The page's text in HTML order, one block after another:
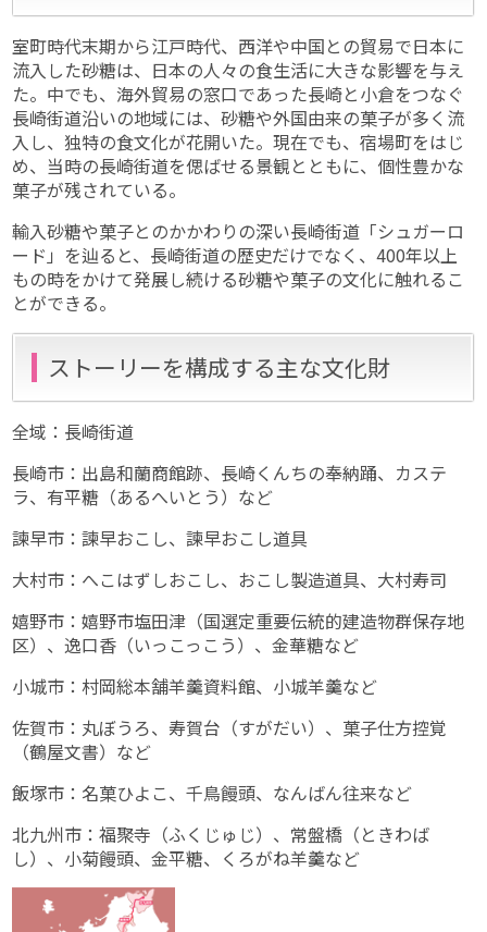
室町時代末期から江戸時代、西洋や中国との貿易で日本に
流入した砂糖は、日本の人々の食生活に大きな影響を与え
た。中でも、海外貿易の窓口であった長崎と小倉をつなぐ
長崎街道沿いの地域には、砂糖や外国由来の菓子が多く流
入し、独特の食文化が花開いた。現在でも、宿場町をはじ
め、当時の長崎街道を偲ばせる景観とともに、個性豊かな
菓子が残されている。
輸入砂糖や菓子とのかかわりの深い長崎街道「シュガーロ
ード」を辿ると、長崎街道の歴史だけでなく、400年以上
もの時をかけて発展し続ける砂糖や菓子の文化に触れるこ
とができる。
ストーリーを構成する主な文化財
全域：長崎街道
長崎市：出島和蘭商館跡、長崎くんちの奉納踊、カステ
ラ、有平糖（あるへいとう）など
諫早市：諫早おこし、諫早おこし道具
大村市：へこはずしおこし、おこし製造道具、大村寿司
嬉野市：嬉野市塩田津（国選定重要伝統的建造物群保存地
区）、逸口香（いっこっこう）、金華糖など
小城市：村岡総本舗羊羹資料館、小城羊羹など
佐賀市：丸ぼうろ、寿賀台（すがだい）、菓子仕方控覚
（鶴屋文書）など
飯塚市：名菓ひよこ、千鳥饅頭、なんばん往来など
北九州市：福聚寺（ふくじゅじ）、常盤橋（ときわば
し）、小菊饅頭、金平糖、くろがね羊羹など